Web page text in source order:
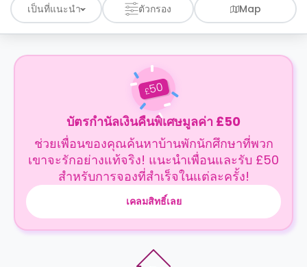
เป็นที่แนะนำ ตัวกรอง Map
£50
บัตรกำนัลเงินคืนพิเศษมูลค่า £50
ช่วยเพื่อนของคุณค้นหาบ้านพักนักศึกษาที่พวก
เขาจะรักอย่างแท้จริง! แนะนำเพื่อนและรับ £50
สำหรับการจองที่สำเร็จในแต่ละครั้ง!
เคลมสิทธิ์เลย